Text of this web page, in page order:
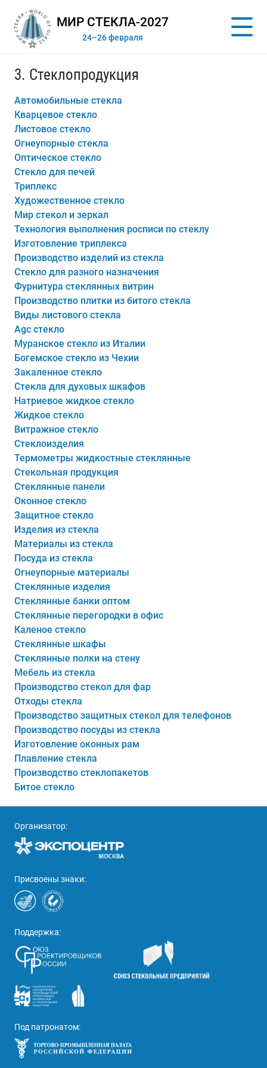
МИР СТЕКЛА-2027
24–26 февраля
3. Стеклопродукция
Автомобильные стекла
Кварцевое стекло
Листовое стекло
Огнеупорные стекла
Оптическое стекло
Стекло для печей
Триплекс
Художественное стекло
Мир стекол и зеркал
Технология выполнения росписи по стеклу
Изготовление триплекса
Производство изделий из стекла
Стекло для разного назначения
Фурнитура стеклянных витрин
Производство плитки из битого стекла
Виды листового стекла
Agc стекло
Муранское стекло из Италии
Богемское стекло из Чехии
Закаленное стекло
Стекла для духовых шкафов
Натриевое жидкое стекло
Жидкое стекло
Витражное стекло
Стеклоизделия
Термометры жидкостные стеклянные
Cтекольная продукция
Стеклянные панели
Оконное стекло
Защитное стекло
Изделия из стекла
Материалы из стекла
Посуда из стекла
Огнеупорные материалы
Стеклянные изделия
Стеклянные банки оптом
Стеклянные перегородки в офис
Каленое стекло
Стеклянные шкафы
Стеклянные полки на стену
Мебель из стекла
Производство стекол для фар
Отходы стекла
Производство защитных стекол для телефонов
Производство посуды из стекла
Изготовление оконных рам
Плавление стекла
Производство стеклопакетов
Битое стекло
Организатор:
Присвоены знаки:
Поддержка:
Под патронатом: